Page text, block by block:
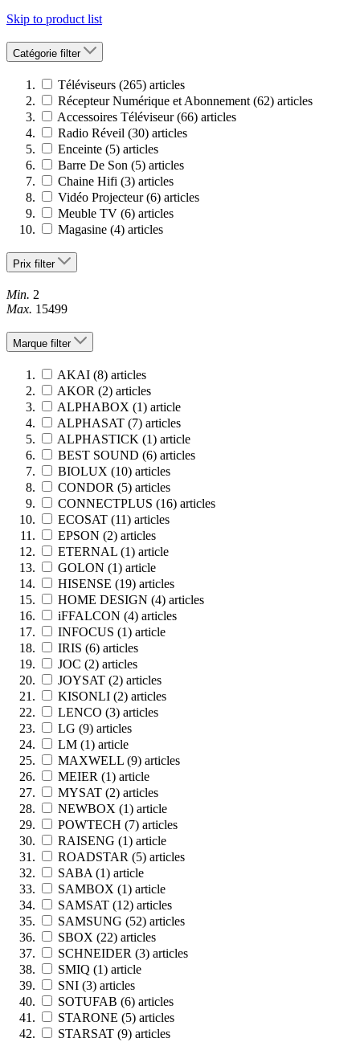
Skip to product list
Catégorie filter
Téléviseurs (265) articles
Récepteur Numérique et Abonnement (62) articles
Accessoires Téléviseur (66) articles
Radio Réveil (30) articles
Enceinte (5) articles
Barre De Son (5) articles
Chaine Hifi (3) articles
Vidéo Projecteur (6) articles
Meuble TV (6) articles
Magasine (4) articles
Prix filter
Min. 2
Max. 15499
Marque filter
AKAI (8) articles
AKOR (2) articles
ALPHABOX (1) article
ALPHASAT (7) articles
ALPHASTICK (1) article
BEST SOUND (6) articles
BIOLUX (10) articles
CONDOR (5) articles
CONNECTPLUS (16) articles
ECOSAT (11) articles
EPSON (2) articles
ETERNAL (1) article
GOLON (1) article
HISENSE (19) articles
HOME DESIGN (4) articles
iFFALCON (4) articles
INFOCUS (1) article
IRIS (6) articles
JOC (2) articles
JOYSAT (2) articles
KISONLI (2) articles
LENCO (3) articles
LG (9) articles
LM (1) article
MAXWELL (9) articles
MEIER (1) article
MYSAT (2) articles
NEWBOX (1) article
POWTECH (7) articles
RAISENG (1) article
ROADSTAR (5) articles
SABA (1) article
SAMBOX (1) article
SAMSAT (12) articles
SAMSUNG (52) articles
SBOX (22) articles
SCHNEIDER (3) articles
SMIQ (1) article
SNI (3) articles
SOTUFAB (6) articles
STARONE (5) articles
STARSAT (9) articles